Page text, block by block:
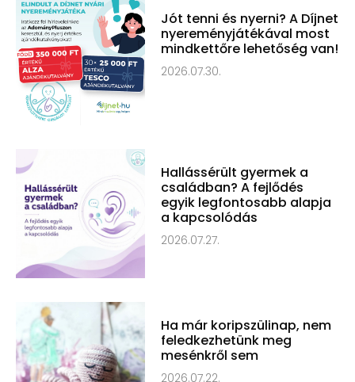
Jót tenni és nyerni? A Díjnet
nyereményjátékával most
mindkettőre lehetőség van!
2026.07.30.
Hallássérült gyermek a
családban? A fejlődés
egyik legfontosabb alapja
a kapcsolódás
2026.07.27.
Ha már koripszülinap, nem
feledkezhetünk meg
mesénkről sem
2026.07.22.